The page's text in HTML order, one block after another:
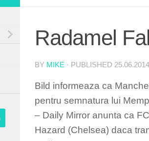
Radamel
BY MIKE · PUBLISHED 25.06.2014
Bild informeaza ca
pentru semnatura lui
– Daily Mirror anunta ca
Hazard (Chelsea) daca